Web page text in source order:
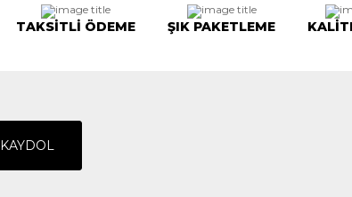
TAKSİTLİ ÖDEME ŞIK PAKETLEME
KAYDOL